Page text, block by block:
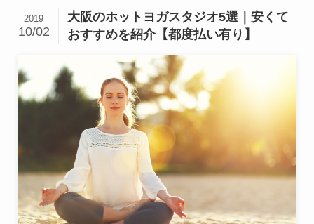
大阪のホットヨガスタジオ5選｜安くて
おすすめを紹介【都度払い有り】
2019
10/02